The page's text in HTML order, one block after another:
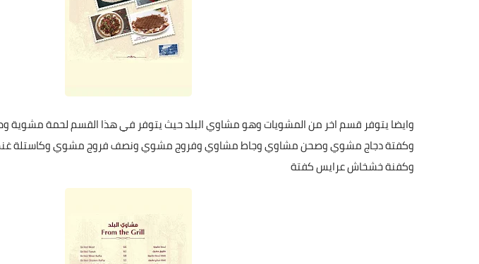
وايضا يتوفر قسم اخر من المشويات وهو مشاوي البلد حيث يتوفر في هذا القسم لحمة
وكفتة دجاج مشوي وصحن مشاوي وجاط مشاوي وفروج مشوي ونصف فروج مشوي وكاستلة
وكفنة خشخاش عرايس كفتة